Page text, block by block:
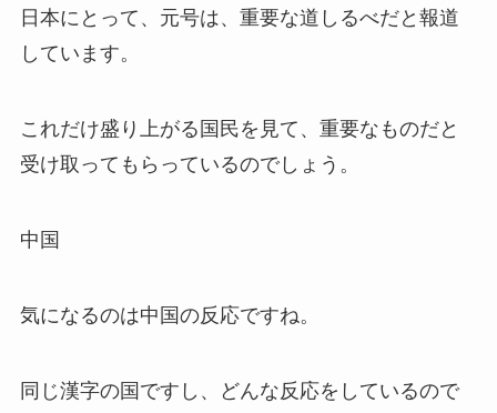
日本にとって、元号は、 重要な道しるべだと報道
しています。
これだけ盛り上がる国民を見て、重要なものだと
受け取ってもらっているのでしょう。
中国
気になるのは中国の反応ですね。
同じ漢字の国ですし、どんな反応をしているので